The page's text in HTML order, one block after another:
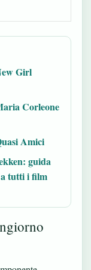
Girl
Corleone
Amici
guida
tutti i film